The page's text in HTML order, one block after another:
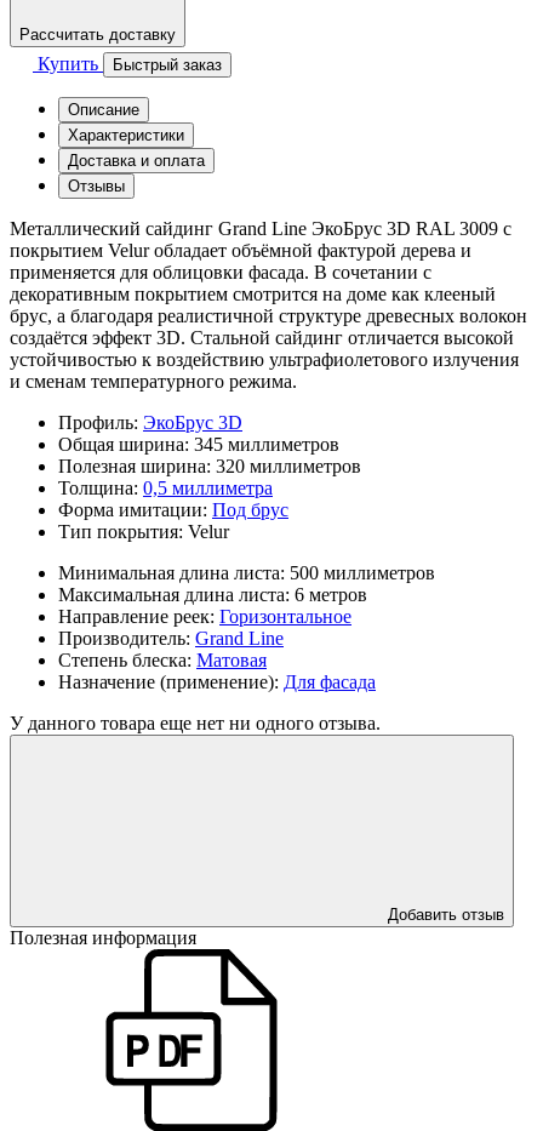
Рассчитать доставку
Купить Быстрый заказ
Описание
Характеристики
Доставка и оплата
Отзывы
Металлический сайдинг Grand Line ЭкоБрус 3D RAL 3009 с
покрытием Velur обладает объёмной фактурой дерева и
применяется для облицовки фасада. В сочетании с
декоративным покрытием смотрится на доме как клееный
брус, а благодаря реалистичной структуре древесных волокон
создаётся эффект 3D. Стальной сайдинг отличается высокой
устойчивостью к воздействию ультрафиолетового излучения
и сменам температурного режима.
Профиль: ЭкоБрус 3D
Общая ширина: 345 миллиметров
Полезная ширина: 320 миллиметров
Толщина: 0,5 миллиметра
Форма имитации: Под брус
Тип покрытия: Velur
Минимальная длина листа: 500 миллиметров
Максимальная длина листа: 6 метров
Направление реек: Горизонтальное
Производитель: Grand Line
Степень блеска: Матовая
Назначение (применение): Для фасада
У данного товара еще нет ни одного отзыва.
Добавить отзыв
Полезная информация